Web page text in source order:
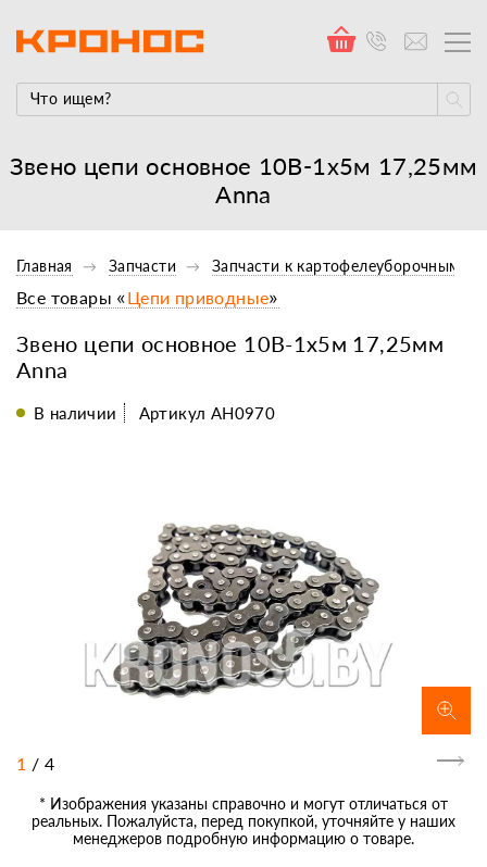
Звено цепи основное 10В-1х5м 17,25мм
Anna
Главная Запчасти Запчасти к картофелеуборочным
Звено цепи основное 10В-1х5м 17,25мм
Anna
Все товары «Цепи приводные»
В наличии Артикул АН0970
1 / 4
* Изображения указаны справочно и могут отличаться от
реальных. Пожалуйста, перед покупкой, уточняйте у наших
менеджеров подробную информацию о товаре.